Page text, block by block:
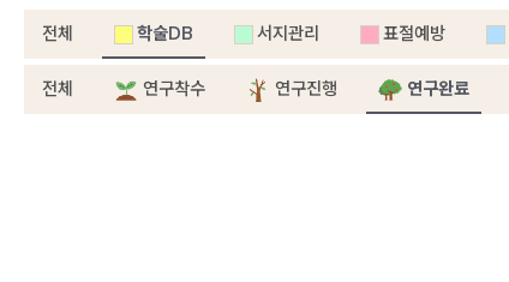
전체 학술DB 서지관리 표절예방
전체 연구착수 연구진행 연구완료